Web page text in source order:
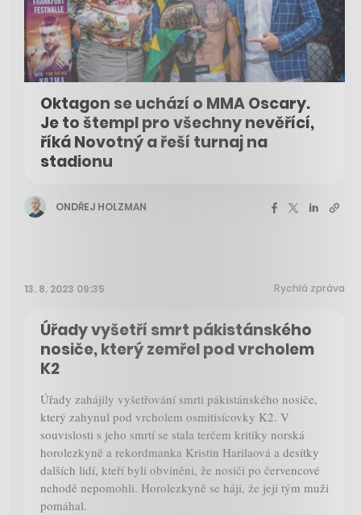
Oktagon se uchází o MMA Oscary.
Je to štempl pro všechny nevěřící,
říká Novotný a řeší turnaj na
stadionu
ONDŘEJ HOLZMAN
13. 8. 2023 09:35 Rychlá zpráva
Úřady vyšetří smrt pákistánského
nosiče, který zemřel pod vrcholem
K2
Úřady zahájily vyšetřování smrti pákistánského nosiče,
který zahynul pod vrcholem osmitisícovky K2. V
souvislosti s jeho smrtí se stala terčem kritiky norská
horolezkyně a rekordmanka Kristin Harilaová a desítky
dalších lidí, kteří byli obviněni, že nosiči po červencové
nehodě nepomohli. Horolezkyně se hájí, že její tým muži
pomáhal.